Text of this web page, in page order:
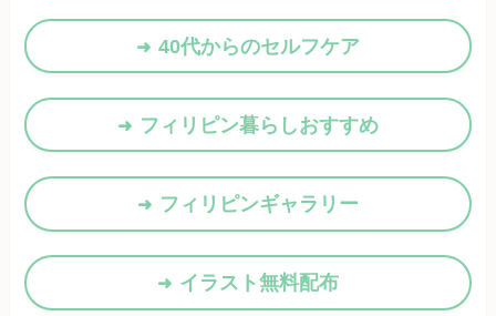
40代からのセルフケア
フィリピン暮らしおすすめ
フィリピンギャラリー
イラスト無料配布